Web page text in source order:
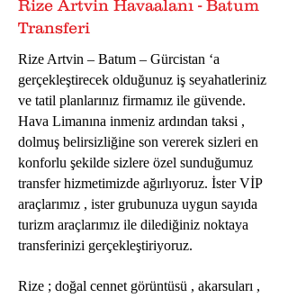
Rize Artvin Havaalanı - Batum
Transferi
Rize Artvin – Batum – Gürcistan ‘a
gerçekleştirecek olduğunuz iş seyahatleriniz
ve tatil planlarınız firmamız ile güvende.
Hava Limanına inmeniz ardından taksi ,
dolmuş belirsizliğine son vererek sizleri en
konforlu şekilde sizlere özel sunduğumuz
transfer hizmetimizde ağırlıyoruz. İster VİP
araçlarımız , ister grubunuza uygun sayıda
turizm araçlarımız ile dilediğiniz noktaya
transferinizi gerçekleştiriyoruz.
Rize ; doğal cennet görüntüsü , akarsuları ,